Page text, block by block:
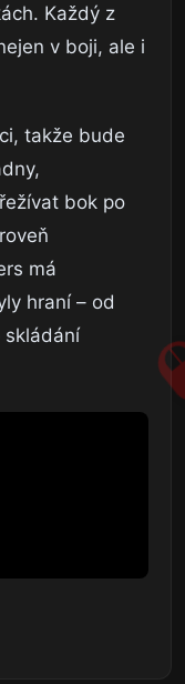
Každý z
v boji, ale i
takže bude
bok po
má
hraní – od
skládání